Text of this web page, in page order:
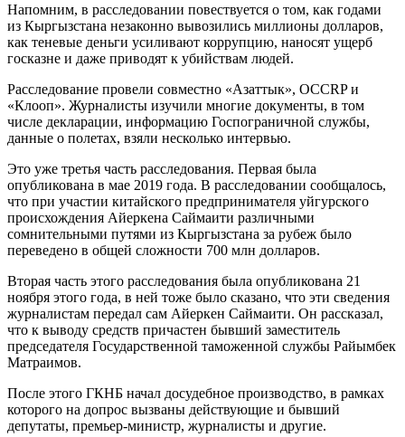
Напомним, в расследовании повествуется о том, как годами
из Кыргызстана незаконно вывозились миллионы долларов,
как теневые деньги усиливают коррупцию, наносят ущерб
госказне и даже приводят к убийствам людей.
Расследование провели совместно «Азаттык», OCCRP и
«Клооп». Журналисты изучили многие документы, в том
числе декларации, информацию Госпограничной службы,
данные о полетах, взяли несколько интервью.
Это уже третья часть расследования. Первая была
опубликована в мае 2019 года. В расследовании сообщалось,
что при участии китайского предпринимателя уйгурского
происхождения Айеркена Саймаити различными
сомнительными путями из Кыргызстана за рубеж было
переведено в общей сложности 700 млн долларов.
Вторая часть этого расследования была опубликована 21
ноября этого года, в ней тоже было сказано, что эти сведения
журналистам передал сам Айеркен Саймаити. Он рассказал,
что к выводу средств причастен бывший заместитель
председателя Государственной таможенной службы Райымбек
Матраимов.
После этого ГКНБ начал досудебное производство, в рамках
которого на допрос вызваны действующие и бывший
депутаты, премьер-министр, журналисты и другие.